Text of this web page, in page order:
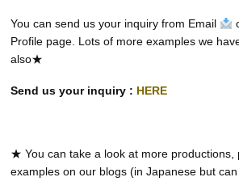
You can send us your inquiry from Email
Profile page. Lots of more examples we
also★
Send us your inquiry : HERE
★ You can take a look at more productions,
examples on our blogs (in Japanese but